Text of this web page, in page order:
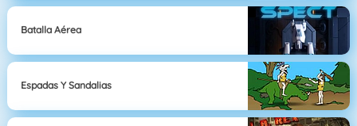
Batalla Aérea
Espadas Y Sandalias